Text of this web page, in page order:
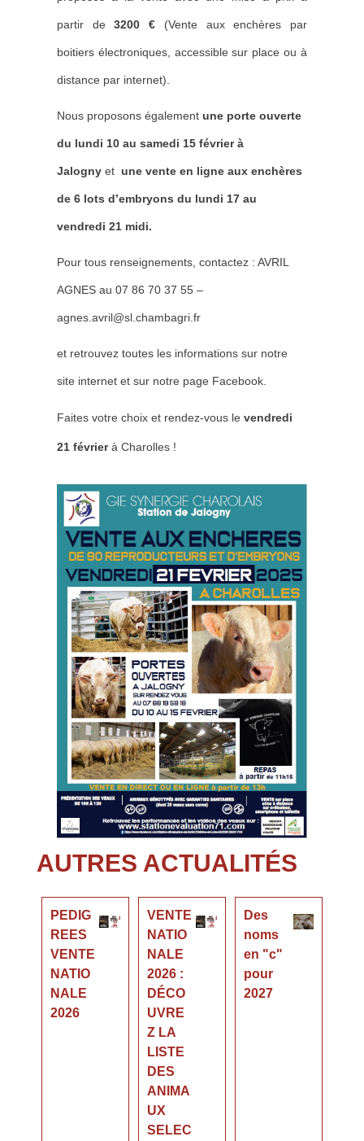
partir de3200 € (Vente aux enchères par
boitiers électroniques, accessible sur place ou à
distance par internet).
Nous proposons également une porte ouverte
du lundi 10 au samedi 15 février à
Jalogny et une vente en ligne aux enchères
de 6 lots d’embryons du lundi 17 au
vendredi 21 midi.
Pour tous renseignements, contactez : AVRIL
AGNES au 07 86 70 37 55 –
agnes.avril@sl.chambagri.fr
et retrouvez toutes les informations sur notre
site internet et sur notre page Facebook.
Faites votre choix et rendez-vous le vendredi
21 févrierà Charolles !
AUTRES ACTUALITÉS
PEDIG
REES
VENTE
NATIO
NALE
2026
VENTE
NATIO
NALE
2026 :
DÉCO
UVRE
Z LA
LISTE
DES
ANIMA
UX
SELEC
Des
noms
en "c"
pour
2027